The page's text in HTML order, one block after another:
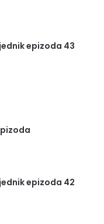
epizoda 43
epizoda 42